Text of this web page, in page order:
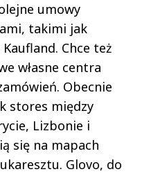
umowy
takimi jak
Chce też
własne centra
Obecnie
stores między
Lizbonie i
się na mapach
Glovo, do